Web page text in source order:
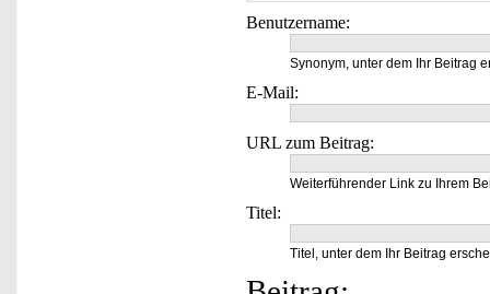
Benutzername:
Synonym, unter dem Ihr Beitrag
E-Mail:
URL zum Beitrag:
Weiterführender Link zu Ihrem
Titel:
Titel, unter dem Ihr Beitrag